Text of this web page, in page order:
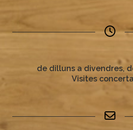
de dilluns a divendres,
Visites